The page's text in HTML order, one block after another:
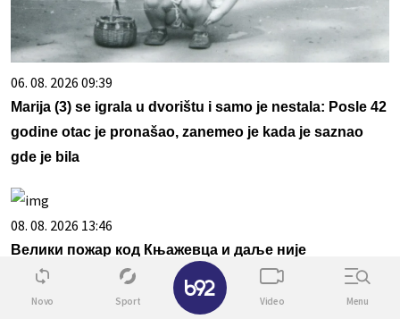
06. 08. 2026 09:39
Marija (3) se igrala u dvorištu i samo je nestala: Posle 42
godine otac je pronašao, zanemeo je kada je saznao
gde je bila
08. 08. 2026 13:46
Велики пожар код Књажевца и даље није
локализован: Ватрогасци непрекидно на терену
Novo Sport Video Menu
✕